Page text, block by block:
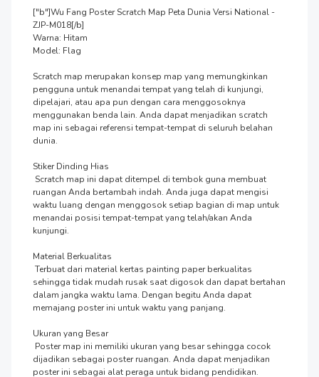
["b"]Wu Fang Poster Scratch Map Peta Dunia Versi National -
ZJP-M018[/b]
Warna: Hitam
Model: Flag
Scratch map merupakan konsep map yang memungkinkan
pengguna untuk menandai tempat yang telah di kunjungi,
dipelajari, atau apa pun dengan cara menggosoknya
menggunakan benda lain. Anda dapat menjadikan scratch
map ini sebagai referensi tempat-tempat di seluruh belahan
dunia.
Stiker Dinding Hias
ruangan Anda bertambah indah. Anda juga dapat mengisi
waktu luang dengan menggosok setiap bagian di map untuk
menandai posisi tempat-tempat yang telah/akan Anda
kunjungi.
Material Berkualitas
sehingga tidak mudah rusak saat digosok dan dapat bertahan
dalam jangka waktu lama. Dengan begitu Anda dapat
memajang poster ini untuk waktu yang panjang.
Ukuran yang Besar
dijadikan sebagai poster ruangan. Anda dapat menjadikan
poster ini sebagai alat peraga untuk bidang pendidikan.